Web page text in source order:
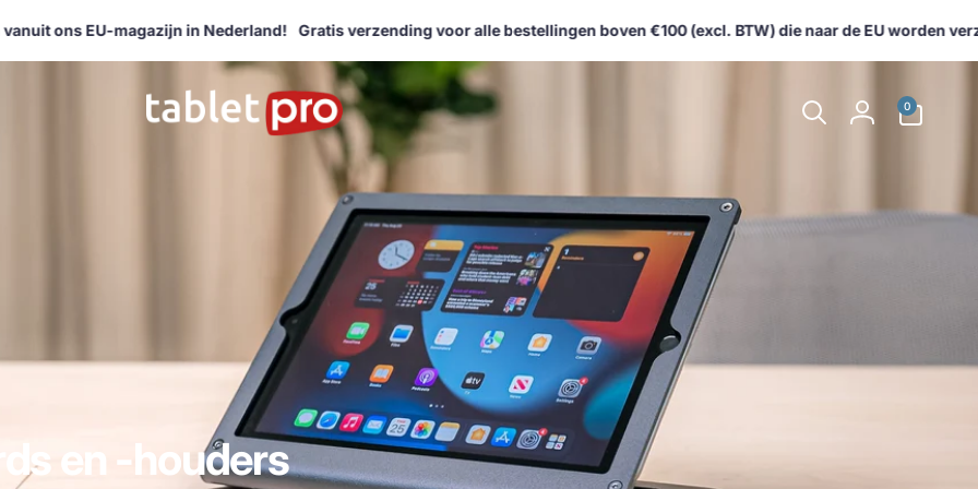
ons EU-magazijn in Nederland! Gratis verzending voor alle bestellingen boven €100 (excl. BTW) die naar de EU worden
Inloggen
0
artikelen
en -houders